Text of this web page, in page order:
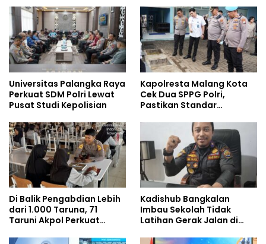
Universitas Palangka Raya
Perkuat SDM Polri Lewat
Pusat Studi Kepolisian
Kapolresta Malang Kota
Cek Dua SPPG Polri,
Pastikan Standar
Pengelolaan Limbah
Berjalan Optimal
Di Balik Pengabdian Lebih
dari 1.000 Taruna, 71
Taruni Akpol Perkuat
Siswa Sekolah Rakyat
Kadishub Bangkalan
Imbau Sekolah Tidak
Latihan Gerak Jalan di